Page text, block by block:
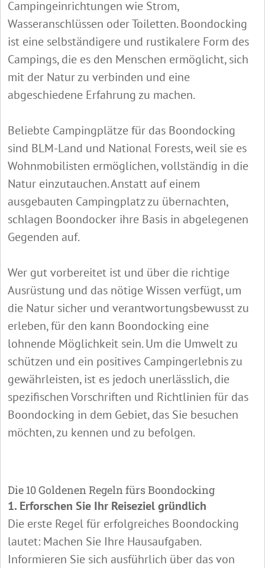
Campingeinrichtungen wie Strom,
Wasseranschlüssen oder Toiletten. Boondocking
ist eine selbständigere und rustikalere Form des
Campings, die es den Menschen ermöglicht, sich
mit der Natur zu verbinden und eine
abgeschiedene Erfahrung zu machen.
Beliebte Campingplätze für das Boondocking
sind BLM-Land und National Forests, weil sie es
Wohnmobilisten ermöglichen, vollständig in die
Natur einzutauchen. Anstatt auf einem
ausgebauten Campingplatz zu übernachten,
schlagen Boondocker ihre Basis in abgelegenen
Gegenden auf.
Wer gut vorbereitet ist und über die richtige
Ausrüstung und das nötige Wissen verfügt, um
die Natur sicher und verantwortungsbewusst zu
erleben, für den kann Boondocking eine
lohnende Möglichkeit sein. Um die Umwelt zu
schützen und ein positives Campingerlebnis zu
gewährleisten, ist es jedoch unerlässlich, die
spezifischen Vorschriften und Richtlinien für das
Boondocking in dem Gebiet, das Sie besuchen
möchten, zu kennen und zu befolgen.
Die 10 Goldenen Regeln fürs Boondocking
1. Erforschen Sie Ihr Reiseziel gründlich
Die erste Regel für erfolgreiches Boondocking
lautet: Machen Sie Ihre Hausaufgaben.
Informieren Sie sich ausführlich über das von